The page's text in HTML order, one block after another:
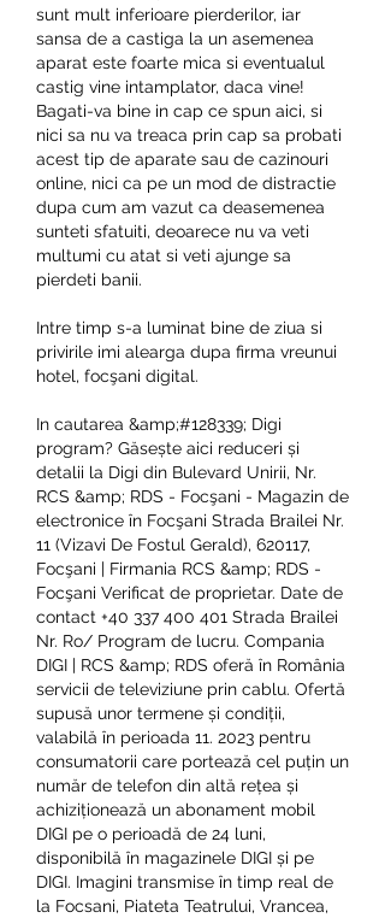
sunt mult inferioare pierderilor, iar
sansa de a castiga la un asemenea
aparat este foarte mica si eventualul
castig vine intamplator, daca vine!
Bagati-va bine in cap ce spun aici, si
nici sa nu va treaca prin cap sa probati
acest tip de aparate sau de cazinouri
online, nici ca pe un mod de distractie
dupa cum am vazut ca deasemenea
sunteti sfatuiti, deoarece nu va veti
multumi cu atat si veti ajunge sa
pierdeti banii.
Intre timp s-a luminat bine de ziua si
privirile imi alearga dupa firma vreunui
hotel, focşani digital.
In cautarea &amp;#128339; Digi
program? Găsește aici reduceri și
detalii la Digi din Bulevard Unirii, Nr.
RCS &amp; RDS - Focşani - Magazin de
electronice în Focşani Strada Brailei Nr.
11 (Vizavi De Fostul Gerald), 620117,
Focşani | Firmania RCS &amp; RDS -
Focşani Verificat de proprietar. Date de
contact +40 337 400 401 Strada Brailei
Nr. Ro/ Program de lucru. Compania
DIGI | RCS &amp; RDS oferă în România
servicii de televiziune prin cablu. Ofertă
supusă unor termene și condiții,
valabilă în perioada 11. 2023 pentru
consumatorii care portează cel puțin un
număr de telefon din altă rețea și
achiziționează un abonament mobil
DIGI pe o perioadă de 24 luni,
disponibilă în magazinele DIGI și pe
DIGI. Imagini transmise în timp real de
la Focsani, Piateta Teatrului, Vrancea,